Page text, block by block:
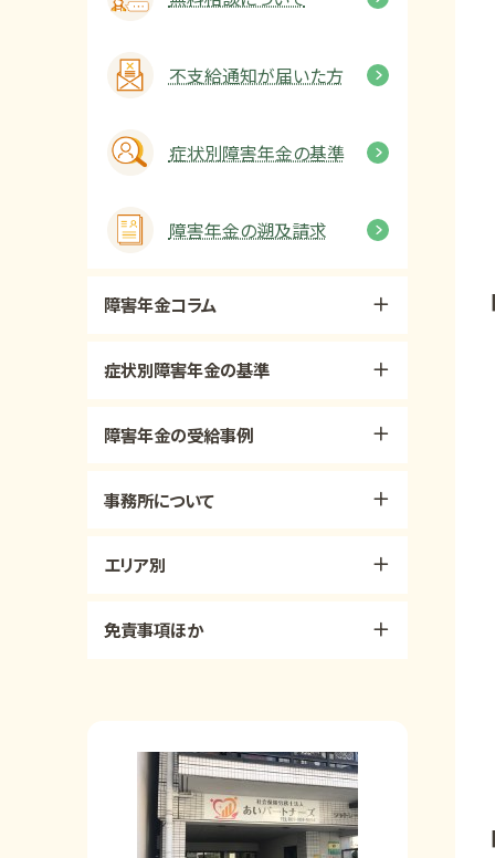
不支給通知が届いた方
症状別障害年金の基準
障害年金の遡及請求
障害年金コラム
症状別障害年金の基準
障害年金の受給事例
事務所について
エリア別
免責事項ほか